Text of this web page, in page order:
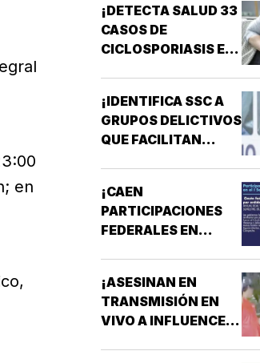
en
¡DETECTA SALUD 33
CASOS DE
CICLOSPORIASIS EN
¡IDENTIFICA SSC A
GRUPOS DELICTIVOS
QUE FACILITAN
¡CAEN
PARTICIPACIONES
FEDERALES EN
¡ASESINAN EN
TRANSMISIÓN EN
VIVO A INFLUENCER